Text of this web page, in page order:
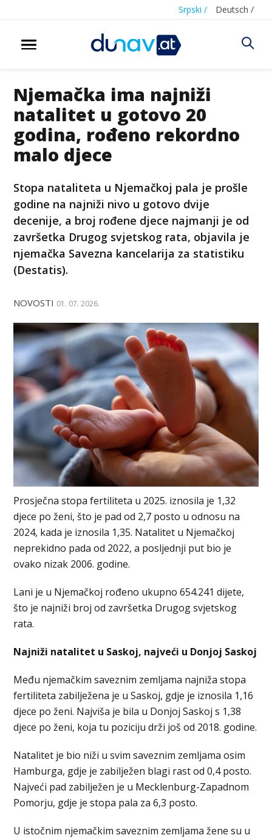
Srpski / Deutsch /
Njemačka ima najniži
natalitet u gotovo 20
godina, rođeno rekordno
malo djece
Stopa nataliteta u Njemačkoj pala je prošle
godine na najniži nivo u gotovo dvije
decenije, a broj rođene djece najmanji je od
završetka Drugog svjetskog rata, objavila je
njemačka Savezna kancelarija za statistiku
(Destatis).
NOVOSTI 01. 07. 2026.
Prosječna stopa fertiliteta u 2025. iznosila je 1,32
djece po ženi, što je pad od 2,7 posto u odnosu na
2024, kada je iznosila 1,35. Natalitet u Njemačkoj
neprekidno pada od 2022, a posljednji put bio je
ovako nizak 2006. godine.
Lani je u Njemačkoj rođeno ukupno 654.241 dijete,
što je najniži broj od završetka Drugog svjetskog
rata.
Najniži natalitet u Saskoj, najveći u Donjoj Saskoj
Među njemačkim saveznim zemljama najniža stopa
fertiliteta zabilježena je u Saskoj, gdje je iznosila 1,16
djece po ženi. Najviša je bila u Donjoj Saskoj s 1,38
djece po ženi, koja tu poziciju drži još od 2018. godine.
Natalitet je bio niži u svim saveznim zemljama osim
Hamburga, gdje je zabilježen blagi rast od 0,4 posto.
Najveći pad zabilježen je u Mecklenburg-Zapadnom
Pomorju, gdje je stopa pala za 6,3 posto.
U istočnim njemačkim saveznim zemljama žene su u